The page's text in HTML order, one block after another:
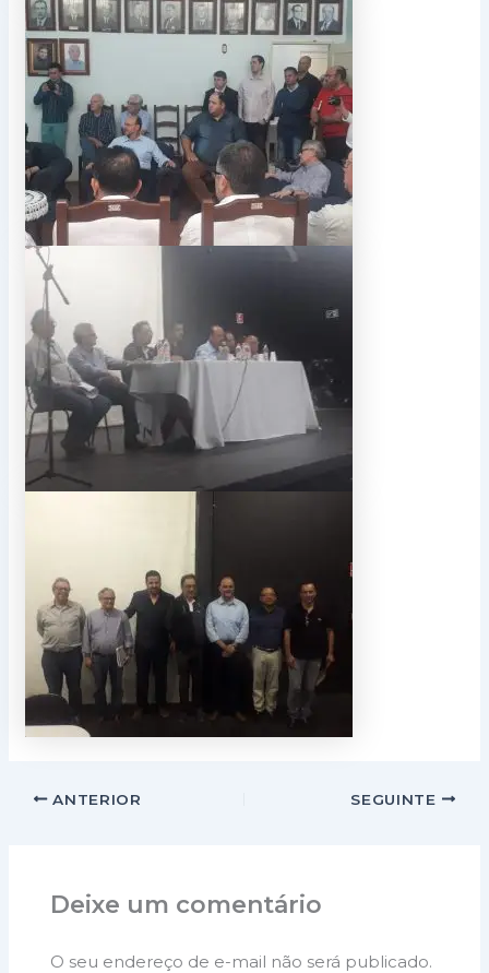
ANTERIOR SEGUINTE
Deixe um comentário
O seu endereço de e-mail não será publicado.